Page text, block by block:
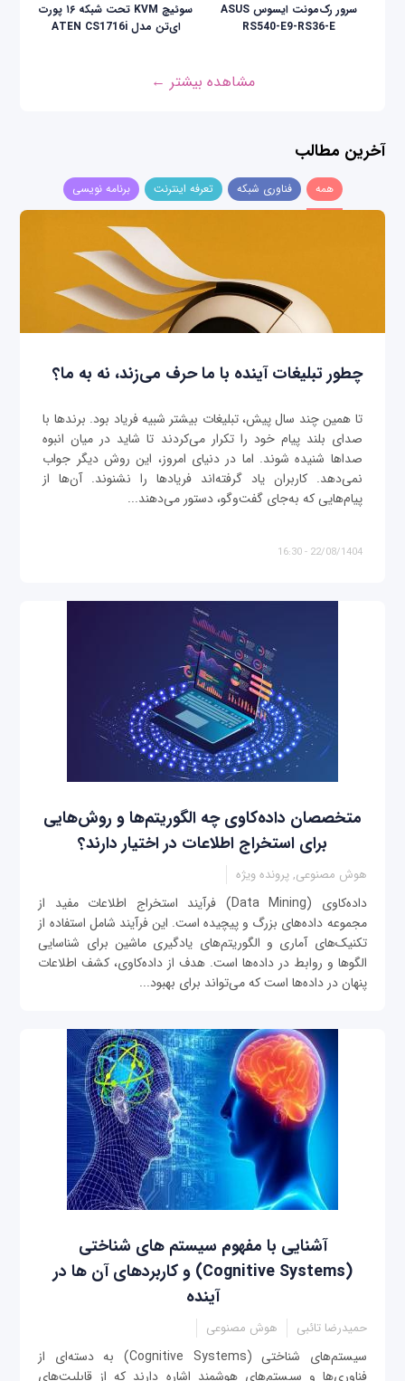
سرور رک‌مونت ایسوس ASUS
RS540-E9-RS36-E
سوئیچ KVM تحت شبکه ۱۶ پورت
ای‌تن مدل ATEN CS1716i
مشاهده بیشتر ←
آخرین مطالب
همه فناوری شبکه تعرفه اینترنت برنامه نویسی
چطور تبلیغات آینده با ما حرف می‌زند، نه به ما؟
تا همین چند سال پیش، تبلیغات بیشتر شبیه فریاد بود. برندها با
صدای بلند پیام خود را تکرار می‌کردند تا شاید در میان انبوه
صداها شنیده شوند. اما در دنیای امروز، این روش دیگر جواب
نمی‌دهد. کاربران یاد گرفته‌اند فریادها را نشنوند. آن‌ها از
پیام‌هایی که به‌جای گفت‌وگو، دستور می‌دهند...
22/08/1404 - 16:30
متخصصان داده‌کاوی چه الگوریتم‌ها و روش‌هایی
برای استخراج اطلاعات در اختیار دارند؟
هوش مصنوعی, پرونده ویژه
داده‌کاوی (Data Mining) فرآیند استخراج اطلاعات مفید از
مجموعه داده‌های بزرگ و پیچیده است. این فرآیند شامل استفاده از
تکنیک‌های آماری و الگوریتم‌های یادگیری ماشین برای شناسایی
الگوها و روابط در داده‌ها است. هدف از داده‌کاوی، کشف اطلاعات
پنهان در داده‌ها است که می‌تواند برای بهبود...
آشنایی با مفهوم سیستم های شناختی
(Cognitive Systems) و کاربردهای آن ها در
آینده
حمیدرضا تائبی هوش مصنوعی
سیستم‌های شناختی (Cognitive Systems) به دسته‌ای از
فناوری‌ها و سیستم‌های هوشمند اشاره دارند که از قابلیت‌های